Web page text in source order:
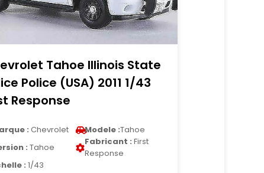
Tahoe Illinois State
Police (USA) 2011 1/43
Response
: Chevrolet Modele :Tahoe
: Tahoe
Fabricant : First
Response
: 1/43